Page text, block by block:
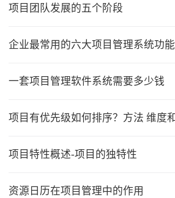
项目团队发展的五个阶段
企业最常用的六大项目管理系统功能
一套项目管理软件系统需要多少钱
项目有优先级如何排序？方法 维度
项目特性概述-项目的独特性
资源日历在项目管理中的作用